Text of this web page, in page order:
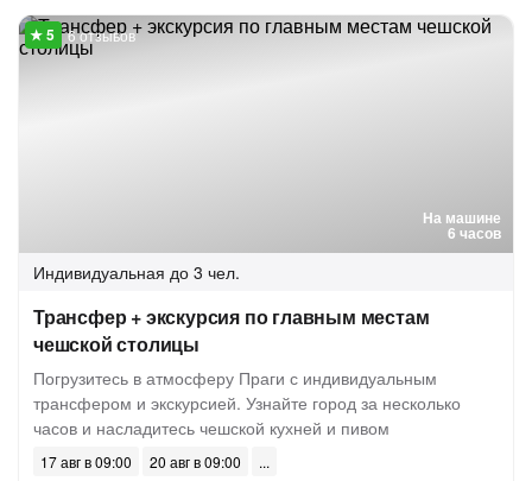
На машине
6 часов
6 отзывов
Индивидуальная до 3 чел.
Трансфер + экскурсия по главным местам
чешской столицы
Погрузитесь в атмосферу Праги с индивидуальным
трансфером и экскурсией. Узнайте город за несколько
часов и насладитесь чешской кухней и пивом
17 авг в 09:00
20 авг в 09:00